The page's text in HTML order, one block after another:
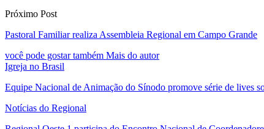
Próximo Post
Pastoral Familiar realiza Assembleia Regional em Campo Grande
você pode gostar também Mais do autor
Igreja no Brasil
Equipe Nacional de Animação do Sínodo promove série de lives
Notícias do Regional